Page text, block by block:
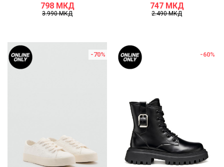
798 МКД
3.990МКД
747 МКД
2.490МКД
-70% -60%